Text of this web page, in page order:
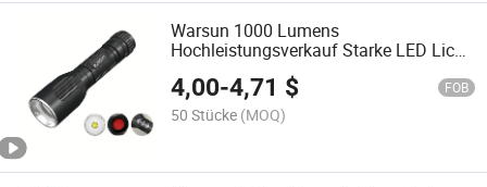
Warsun 1000 Lumens
Hochleistungsverkauf Starke LED Licht
Wiederaufladbare Outdoor Taktische
Taschenlampe mit Taktischem Schalter
4,00-4,71 $ FOB
50 Stücke (MOQ)